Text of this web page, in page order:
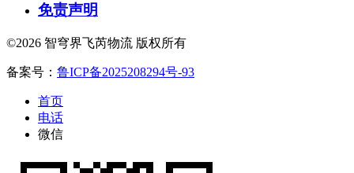
免责声明
©2026 智穹界飞芮物流 版权所有
备案号： 鲁ICP备2025208294号-93
首页
电话
微信